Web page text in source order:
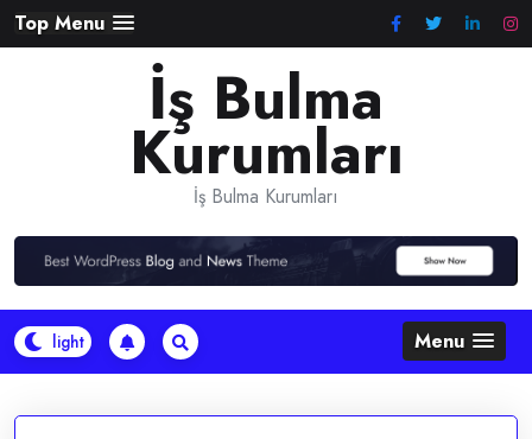
Skip
to
Top Menu
İş Bulma
Kurumları
İş Bulma Kurumları
Menu